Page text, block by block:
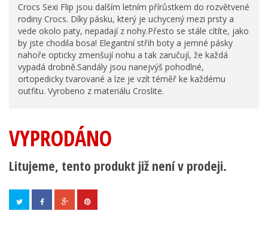
Crocs Sexi Flip jsou dalším letním přírůstkem do rozvětvené
rodiny Crocs. Díky pásku, který je uchycený mezi prsty a
vede okolo paty, nepadají z nohy.Přesto se stále cítíte, jako
by jste chodila bosa! Elegantní střih boty a jemné pásky
nahoře opticky zmenšují nohu a tak zaručují, že každá
vypadá drobně.Sandály jsou nanejvýš pohodlné,
ortopedicky tvarované a lze je vzít téměř ke každému
outfitu. Vyrobeno z materiálu Croslite.
VYPRODÁNO
Litujeme, tento produkt již není v prodeji.